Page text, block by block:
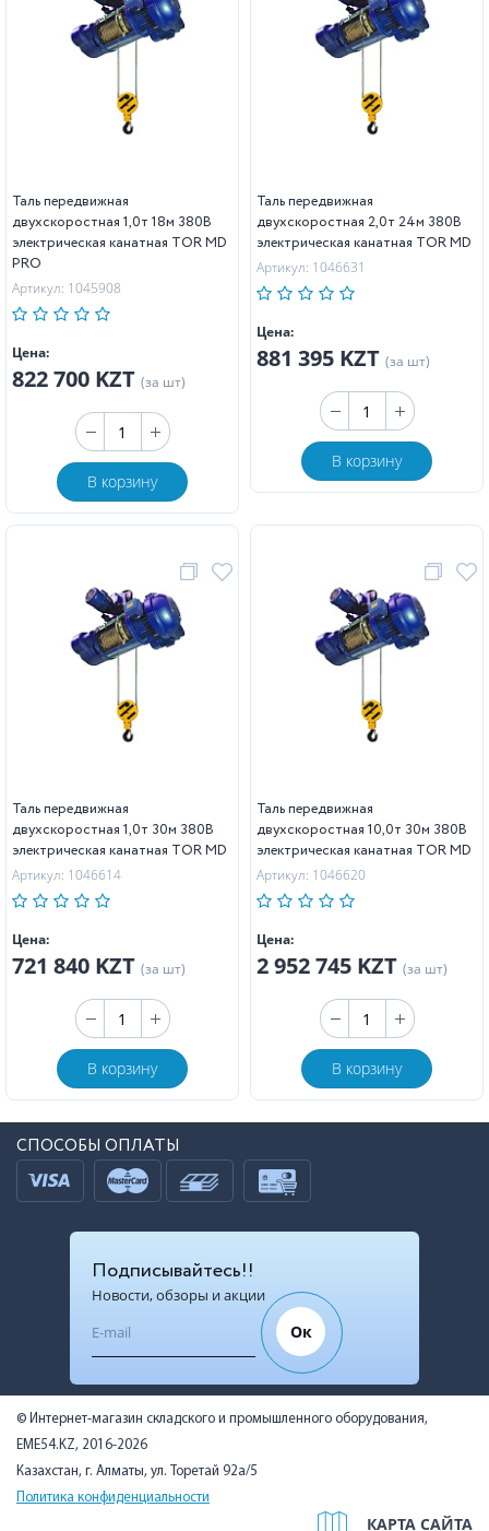
Таль передвижная
двухскоростная 1,0т 18м 380В
электрическая канатная TOR MD
PRO
Артикул: 1045908
Цена:
822 700 KZT (за шт)
В корзину
Таль передвижная
двухскоростная 2,0т 24м 380В
электрическая канатная TOR MD
Артикул: 1046631
Цена:
881 395 KZT (за шт)
В корзину
Таль передвижная
двухскоростная 1,0т 30м 380В
электрическая канатная TOR MD
Артикул: 1046614
Цена:
721 840 KZT (за шт)
В корзину
Таль передвижная
двухскоростная 10,0т 30м 380В
электрическая канатная TOR MD
Артикул: 1046620
Цена:
2 952 745 KZT (за шт)
В корзину
СПОСОБЫ ОПЛАТЫ
Подписывайтесь!!
Новости, обзоры и акции
Ок
© Интернет-магазин складского и промышленного оборудования,
EME54.KZ, 2016-2026
Казахстан, г. Алматы, ул. Торетай 92а/5
Политика конфиденциальности
КАРТА САЙТА